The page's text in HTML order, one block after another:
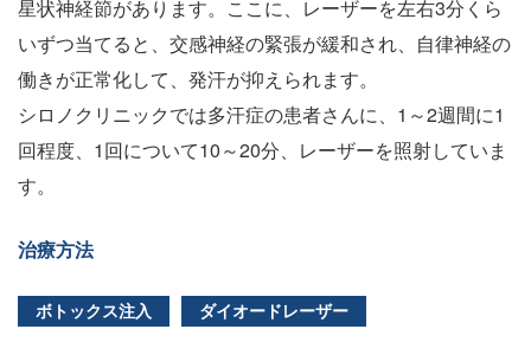
星状神経節があります。ここに、レーザーを左右3分くら
いずつ当てると、交感神経の緊張が緩和され、自律神経の
働きが正常化して、発汗が抑えられます。
シロノクリニックでは多汗症の患者さんに、1～2週間に1
回程度、1回について10～20分、レーザーを照射していま
す。
治療方法
ボトックス注入 ダイオードレーザー